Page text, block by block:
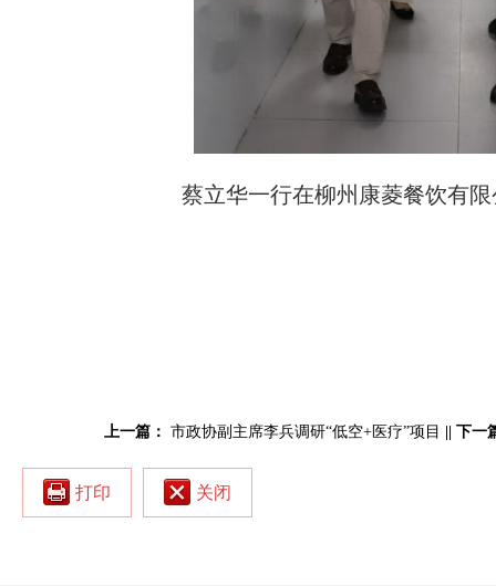
蔡立华一行在柳州康菱餐饮有
上一篇： 市政协副主席李兵调研“低空+医疗”项目 || 下一
打印 关闭